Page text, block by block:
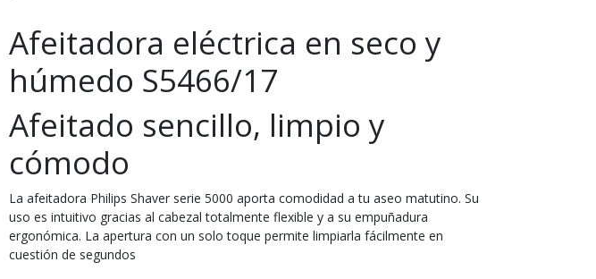
Afeitadora eléctrica en seco y
húmedo S5466/17
Afeitado sencillo, limpio y
cómodo
La afeitadora Philips Shaver serie 5000 aporta comodidad a tu aseo matutino. Su
uso es intuitivo gracias al cabezal totalmente flexible y a su empuñadura
ergonómica. La apertura con un solo toque permite limpiarla fácilmente en
cuestión de segundos